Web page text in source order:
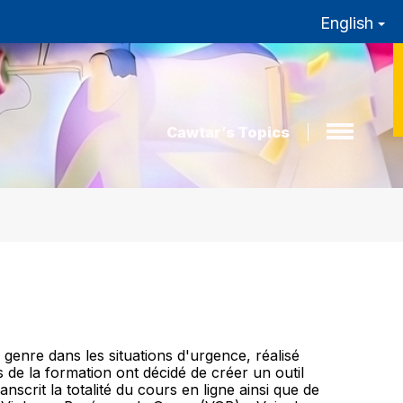
English
Cawtar’s Topics
dans les situations d'urgence, réalisé
de la formation ont décidé de créer un outil
la totalité du cours en ligne ainsi que de